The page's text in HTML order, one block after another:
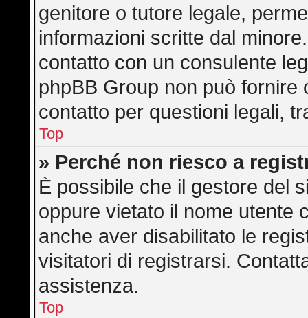
genitore o tutore legale,
informazioni scritte dal
contatto con un consulente
phpBB Group non può fornire
contatto per questioni legali,
Top
» Perché non riesco a
È possibile che il gestore del
oppure vietato il nome utente
anche aver disabilitato le
visitatori di registrarsi.
assistenza.
Top